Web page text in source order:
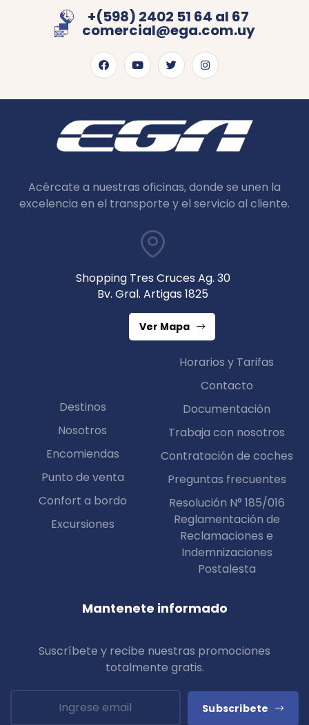
+(598) 2402 51 64 al 67
comercial@ega.com.uy
Acércate a nuestras oficinas, donde se unen la
excelencia en el transporte y el servicio al cliente.
Shopping Tres Cruces Ag. 30
Bv. Gral. Artigas 1825
Ver Mapa
Destinos
Nosotros
Encomiendas
Punto de venta
Confort a bordo
Excursiones
Horarios y Tarifas
Contacto
Documentación
Trabaja con nosotros
Contratación de coches
Preguntas frecuentes
Resolución N° 185/016
Reglamentación de
Reclamaciones e
Indemnizaciones
Postalesta
Mantenete informado
Suscríbete y recibe nuestras promociones
totalmente gratis.
Subscribete